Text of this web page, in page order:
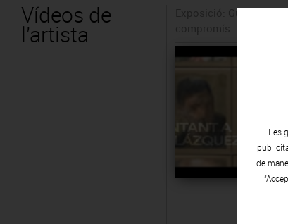
Vídeos de
l'artista
Exposició: Guerrero
Les
de